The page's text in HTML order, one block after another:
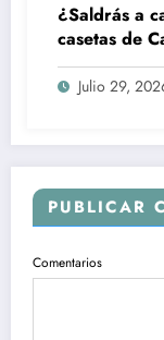
¿Saldrás a
casetas de
Julio 29,
PUBLICAR
Comentarios